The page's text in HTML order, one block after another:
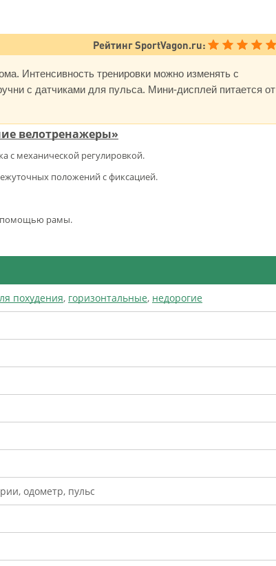
Рейтинг SportVagon.ru:
Интенсивность тренировки можно изменять с
с датчиками для пульса. Мини-дисплей питается от
велотренажеры»
с механической регулировкой.
положений с фиксацией.
помощью рамы.
похудения, горизонтальные, недорогие
одометр, пульс